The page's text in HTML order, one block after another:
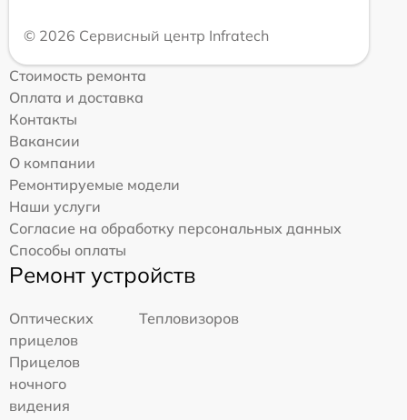
© 2026 Сервисный центр Infratech
Стоимость ремонта
Оплата и доставка
Контакты
Вакансии
О компании
Ремонтируемые модели
Наши услуги
Согласие на обработку персональных данных
Способы оплаты
Ремонт устройств
Оптических
прицелов
Тепловизоров
Прицелов
ночного
видения